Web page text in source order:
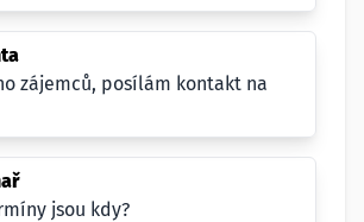
zájemců, posílám kontakt na
jsou kdy?